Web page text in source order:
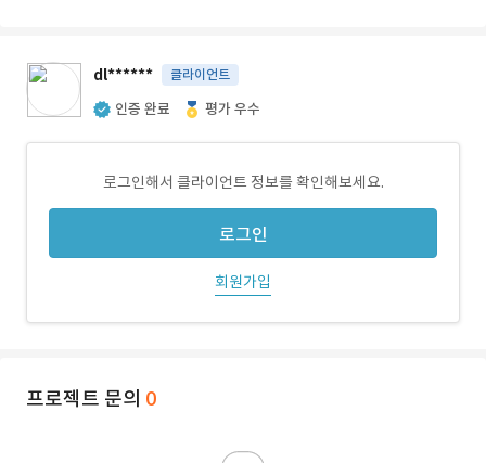
dl****** 클라이언트
인증 완료 평가 우수
로그인해서 클라이언트 정보를 확인해보세요.
로그인
회원가입
프로젝트 문의 0